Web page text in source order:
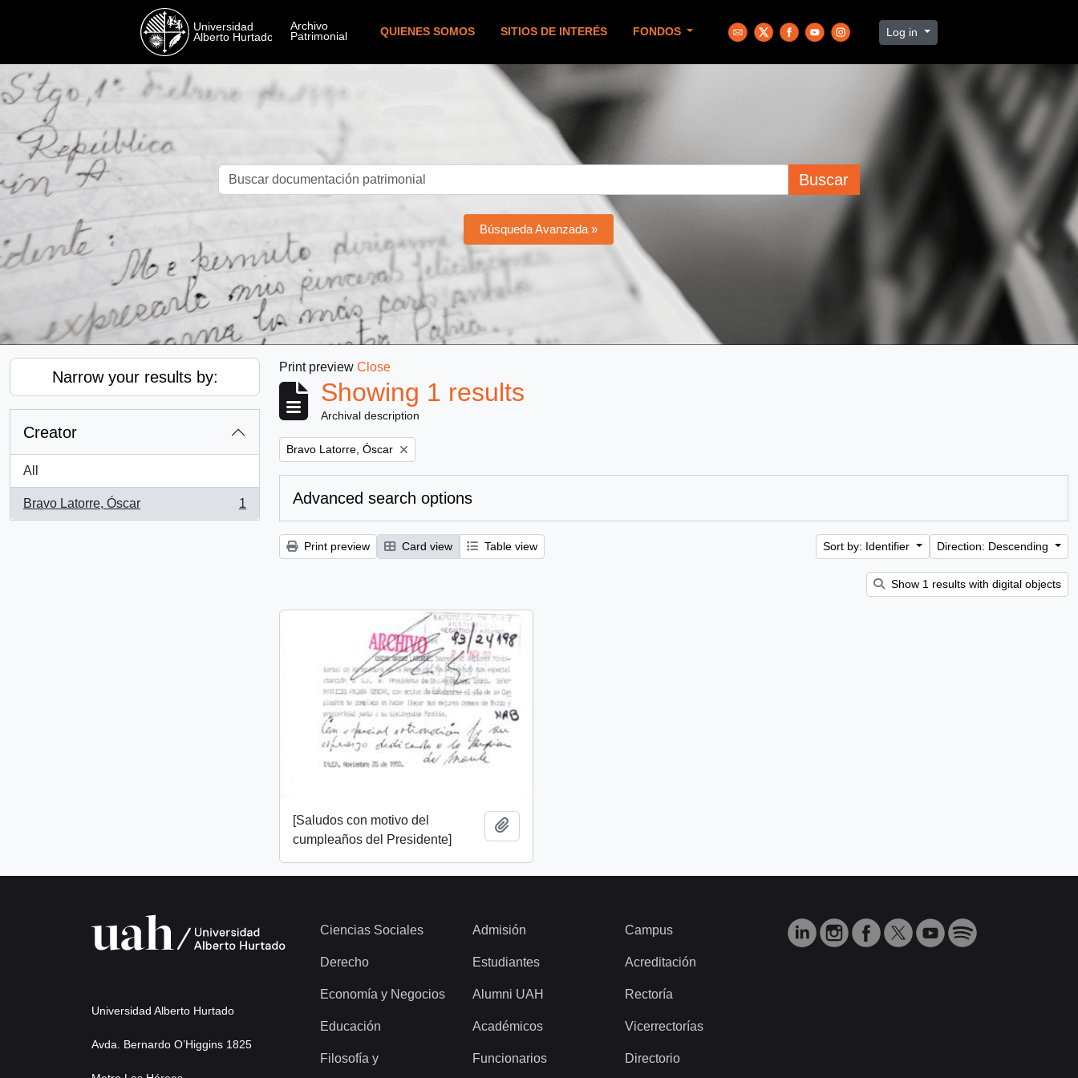
QUIENES SOMOS SITIOS DE INTERÉS FONDOS Log in
Buscar
Búsqueda Avanzada »
Narrow your results by:
Creator
All
Bravo Latorre, Óscar
, 1 results
1
Print preview Close
Showing 1 results
Archival description
Remove filter:
Bravo Latorre, Óscar
Advanced search options
Print preview Card view Table view Sort by: Identifier Direction: Descending
Show 1 results with digital objects
[Saludos con motivo del
cumpleaños del Presidente]
Universidad Alberto Hurtado
Avda. Bernardo O’Higgins 1825
Ciencias Sociales
Derecho
Economía y Negocios
Educación
Filosofía y
Admisión
Estudiantes
Alumni UAH
Académicos
Funcionarios
Campus
Acreditación
Rectoría
Vicerrectorías
Directorio